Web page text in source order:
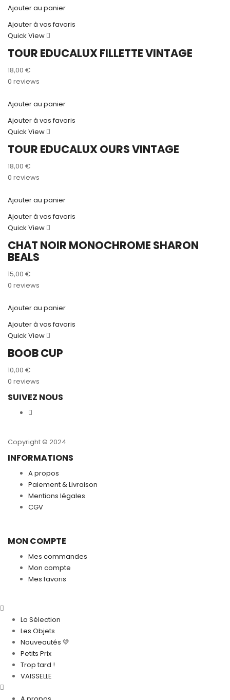
Ajouter au panier
Ajouter à vos favoris
Quick View
TOUR EDUCALUX FILLETTE VINTAGE
18,00 €
0 reviews
Ajouter au panier
Ajouter à vos favoris
Quick View
TOUR EDUCALUX OURS VINTAGE
18,00 €
0 reviews
Ajouter au panier
Ajouter à vos favoris
Quick View
CHAT NOIR MONOCHROME SHARON
BEALS
15,00 €
0 reviews
Ajouter au panier
Ajouter à vos favoris
Quick View
BOOB CUP
10,00 €
0 reviews
SUIVEZ NOUS
Copyright © 2024
INFORMATIONS
A propos
Paiement & Livraison
Mentions légales
CGV
MON COMPTE
Mes commandes
Mon compte
Mes favoris
La Sélection
Les Objets
Nouveautés 💛
Petits Prix
Trop tard !
VAISSELLE